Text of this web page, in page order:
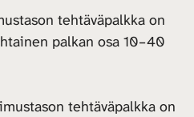
tehtäväpalkka on
palkan osa 10–40
tehtäväpalkka on